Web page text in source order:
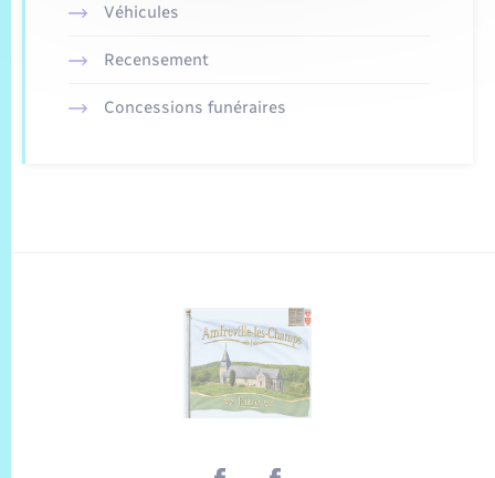
Véhicules
Recensement
Concessions funéraires